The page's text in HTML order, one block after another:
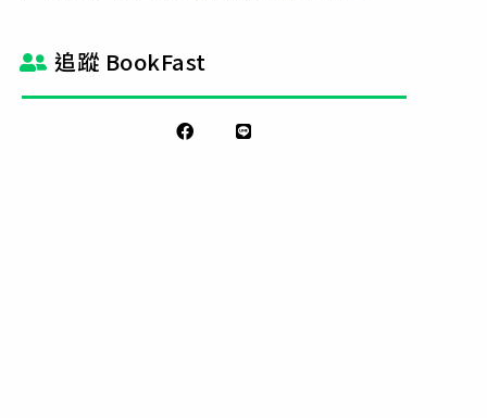
追蹤 BookFast